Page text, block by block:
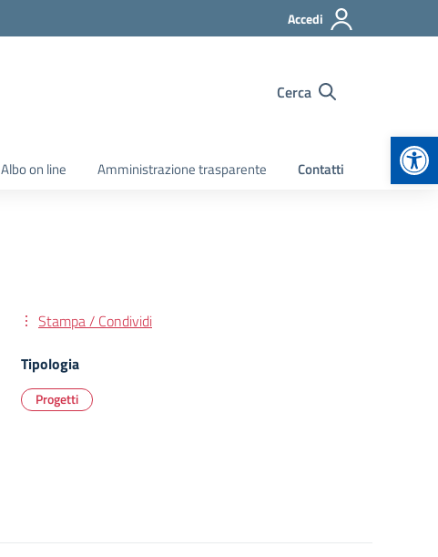
Accedi
Cerca
Albo on line Amministrazione trasparente Contatti
Stampa / Condividi
Tipologia
Progetti